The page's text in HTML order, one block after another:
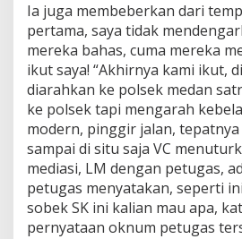
Ia juga membeberkan dari
pertama, saya tidak
mereka bahas, cuma mereka
ikut saya! “Akhirnya kami ikut,
diarahkan ke polsek medan
ke polsek tapi mengarah
modern, pinggir jalan,
sampai di situ saja VC
mediasi, LM dengan petugas,
petugas menyatakan, seperti
sobek SK ini kalian mau apa,
pernyataan oknum petugas